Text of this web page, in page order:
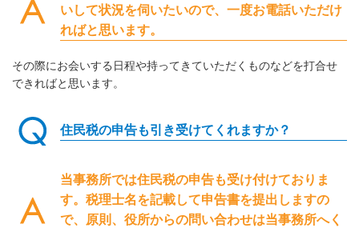
いして状況を伺いたいので、一度お電話いただけ
ればと思います。
その際にお会いする日程や持ってきていただくものなどを打合せ
できればと思います。
住民税の申告も引き受けてくれますか？
当事務所では住民税の申告も受け付けておりま
す。税理士名を記載して申告書を提出しますの
で、原則、役所からの問い合わせは当事務所へく